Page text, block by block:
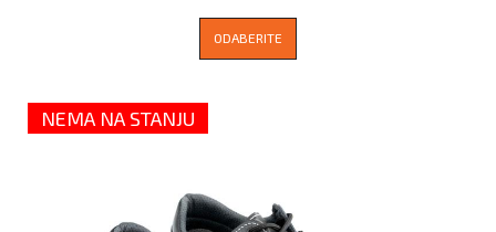
ODABERITE
NEMA NA STANJU